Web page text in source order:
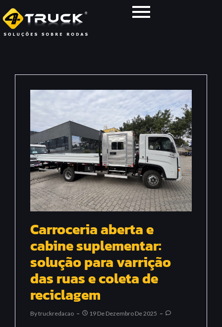
Carroceria aberta e
cabine suplementar:
solução para varrição
das ruas e coleta de
reciclagem
ByTruckredacao 19 De Dezembro De 2025